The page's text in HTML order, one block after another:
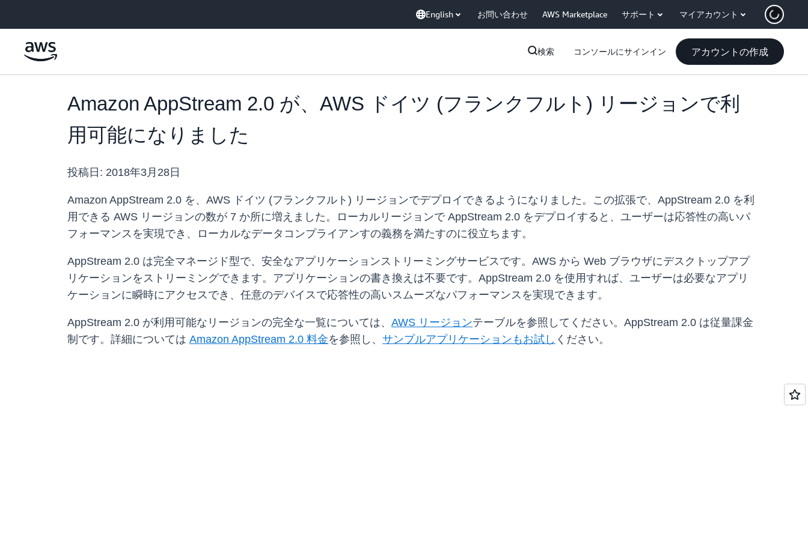
English お問い合わせ AWS Marketplace サポート マイアカウント
検索 コンソールにサインイン アカウントの作成
Amazon AppStream 2.0 が、AWS ドイツ (フランクフルト) リージョンで利
用可能になりました
投稿日: 2018年3月28日
Amazon AppStream 2.0 を、AWS ドイツ (フランクフルト) リージョンでデプロイできるようになりました。この拡張で、AppStream 2.0 を利
用できる AWS リージョンの数が 7 か所に増えました。ローカルリージョンで AppStream 2.0 をデプロイすると、ユーザーは応答性の高いパ
フォーマンスを実現でき、ローカルなデータコンプライアンすの義務を満たすのに役立ちます。
AppStream 2.0 は完全マネージド型で、安全なアプリケーションストリーミングサービスです。AWS から Web ブラウザにデスクトップアプ
リケーションをストリーミングできます。アプリケーションの書き換えは不要です。AppStream 2.0 を使用すれば、ユーザーは必要なアプリ
ケーションに瞬時にアクセスでき、任意のデバイスで応答性の高いスムーズなパフォーマンスを実現できます。
AppStream 2.0 が利用可能なリージョンの完全な一覧については、 AWS リージョンテーブルを参照してください。AppStream 2.0 は従量課金
制です。詳細については Amazon AppStream 2.0 料金を参照し、 サンプルアプリケーションもお試し ください。